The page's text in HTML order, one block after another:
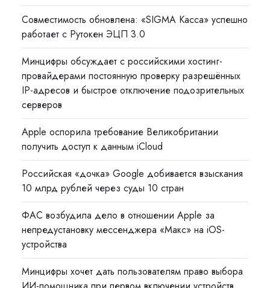
Совместимость обновлена: «SIGMA Касса» успешно
работает с Рутокен ЭЦП 3.0
Минцифры обсуждает с российскими хостинг-
провайдерами постоянную проверку разрешённых
IP-адресов и быстрое отключение подозрительных
серверов
Apple оспорила требование Великобритании
получить доступ к данным iCloud
Российская «дочка» Google добивается взыскания
10 млрд рублей через суды 10 стран
ФАС возбудила дело в отношении Apple за
непредустановку мессенджера «Макс» на iOS-
устройства
Минцифры хочет дать пользователям право выбора